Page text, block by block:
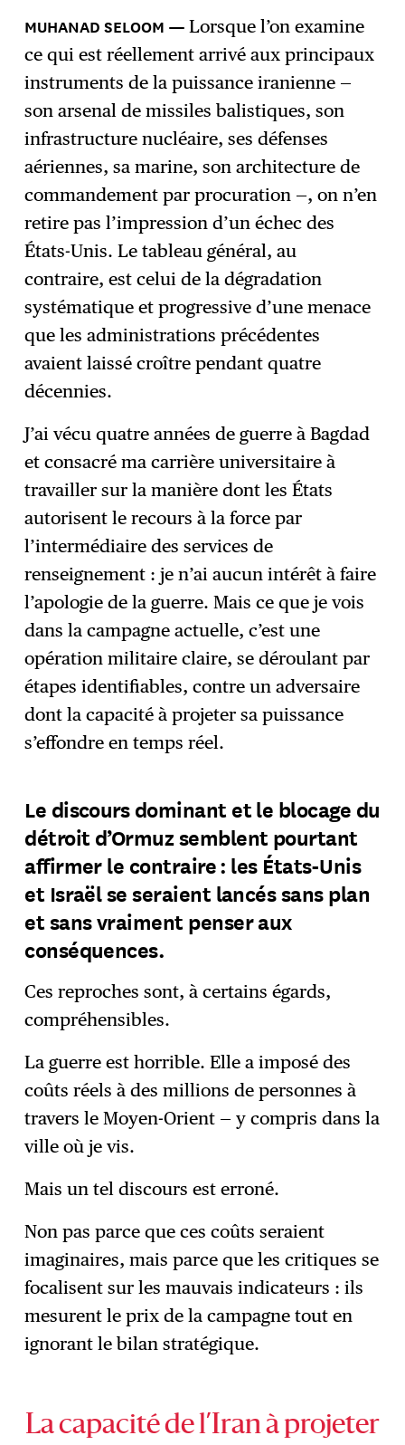
Lorsque l’on examine
ce qui est réellement arrivé aux principaux
instruments de la puissance iranienne —
son arsenal de missiles balistiques, son
infrastructure nucléaire, ses défenses
aériennes, sa marine, son architecture de
commandement par procuration —, on n’en
retire pas l’impression d’un échec des
États-Unis. Le tableau général, au
contraire, est celui de la dégradation
systématique et progressive d’une menace
que les administrations précédentes
avaient laissé croître pendant quatre
décennies.
J’ai vécu quatre années de guerre à Bagdad
et consacré ma carrière universitaire à
travailler sur la manière dont les États
autorisent le recours à la force par
l’intermédiaire des services de
renseignement : je n’ai aucun intérêt à faire
l’apologie de la guerre. Mais ce que je vois
dans la campagne actuelle, c’est une
opération militaire claire, se déroulant par
étapes identifiables, contre un adversaire
dont la capacité à projeter sa puissance
s’effondre en temps réel.
Le discours dominant et le blocage du
détroit d’Ormuz semblent pourtant
affirmer le contraire : les États-Unis
et Israël se seraient lancés sans plan
et sans vraiment penser aux
conséquences.
Ces reproches sont, à certains égards,
compréhensibles.
La guerre est horrible. Elle a imposé des
coûts réels à des millions de personnes à
travers le Moyen-Orient — y compris dans la
ville où je vis.
Mais un tel discours est erroné.
Non pas parce que ces coûts seraient
imaginaires, mais parce que les critiques se
focalisent sur les mauvais indicateurs : ils
mesurent le prix de la campagne tout en
ignorant le bilan stratégique.
La capacité de l’Iran à projeter